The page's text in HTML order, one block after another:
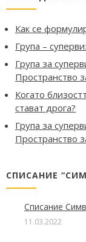
Как се
Група –
Група за
Пространство
Когато
стават дрога?
Група за
Пространство
СПИСАНИЕ
Списание
11.03.2022